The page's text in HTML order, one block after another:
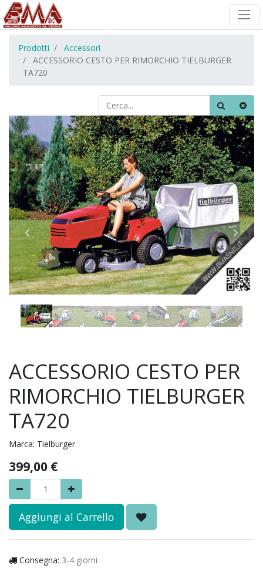
Prodotti
Accessori
ACCESSORIO CESTO PER RIMORCHIO TIELBURGER
TA720
ACCESSORIO CESTO PER
RIMORCHIO TIELBURGER
TA720
Marca: Tielburger
399,00 €
Aggiungi al Carrello
Consegna: 3-4 giorni